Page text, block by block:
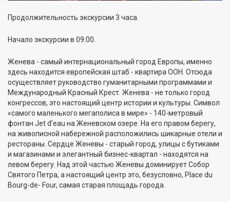
Продолжительность экскурсии 3 часа.
Начало экскурсии в 09:00.
Женева - самый интернациональный город Европы, именно
здесь находится европейская штаб - квартира ООН. Отсюда
осуществляет руководство гуманитарными программами и
Международный Красный Крест. Женева - не только город
конгрессов, это настоящий центр истории и культуры. Символ
«самого маленького мегаполиса в мире» - 140-метровый
фонтан Jet d’eau на Женевском озере. На его правом берегу,
на живописной набережной расположились шикарные отели и
рестораны. Сердце Женевы - старый город, улицы с бутиками
и магазинами и элегантный бизнес-квартал - находятся на
левом берегу. Над этой частью Женевы доминирует Собор
Святого Петра, а настоящий центр это, безусловно, Place du
Bourg-de- Four, самая старая площадь города.